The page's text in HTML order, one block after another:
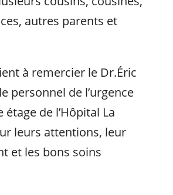
autres parents et
à remercier le Dr.Éric
personnel de l’urgence
étage de l’Hôpital La
leurs attentions, leur
et les bons soins